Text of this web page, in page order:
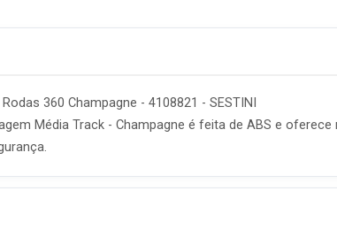
360 Champagne - 4108821 - SESTINI
Média Track - Champagne é feita de ABS e